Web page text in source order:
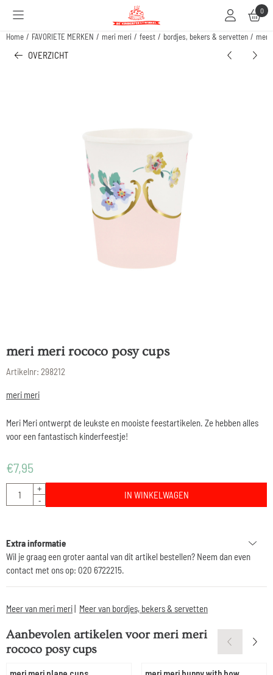
Cookievoorkeuren zijn beschikbaar. Kies instellingen of sta alle cookies toe.0
Home / FAVORIETE MERKEN / meri meri / feest / bordjes, bekers & servetten / meri
OVERZICHT
meri meri rococo posy cups
Artikelnr: 298212
meri meri
Meri Meri ontwerpt de leukste en mooiste feestartikelen. Ze hebben alles
voor een fantastisch kinderfeestje!
€7,95
Aantal
+
-
IN WINKELWAGEN
Extra informatie
Wil je graag een groter aantal van dit artikel bestellen? Neem dan even
contact met ons op: 020 6722215.
Meer van meri meri| Meer van bordjes, bekers & servetten
Aanbevolen artikelen voormeri meri
rococo posy cups